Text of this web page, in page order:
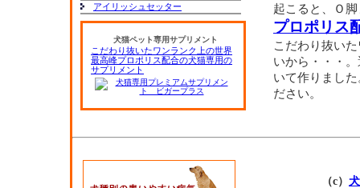
起こると、Ｏ
プロポリス
こだわり抜い
いから・・・
いて作りまし
ださい。
アイリッシュセッター
犬猫ペット専用サプリメント
こだわり抜いたワンランク上の世界
最高峰プロポリス配合の犬猫専用の
サプリメント
（c）